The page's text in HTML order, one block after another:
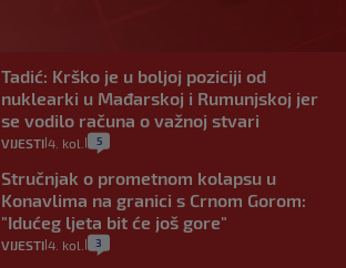
Tadić: Krško je u boljoj poziciji od
nuklearki u Mađarskoj i Rumunjskoj jer
se vodilo računa o važnoj stvari
VIJESTI 4. kol. 5
Stručnjak o prometnom kolapsu u
Konavlima na granici s Crnom Gorom:
"Idućeg ljeta bit će još gore"
VIJESTI 4. kol. 3